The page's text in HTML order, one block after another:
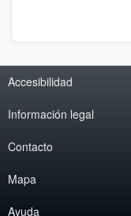
Accesibilidad
Información legal
Contacto
Mapa
Ayuda